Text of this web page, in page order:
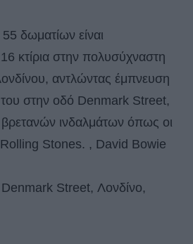
δωματίων είναι
κτίρια στην πολυσύχναστη
αντλώντας έμπνευση
στην οδό Denmark Street,
ινδαλμάτων όπως οι
Stones. , David Bowie
Denmark Street, Λονδίνο,